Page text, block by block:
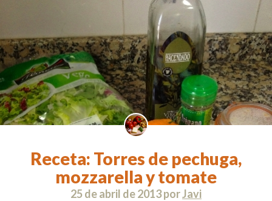
Receta: Torres de pechuga,
mozzarella y tomate
25 de abril de 2013porJavi